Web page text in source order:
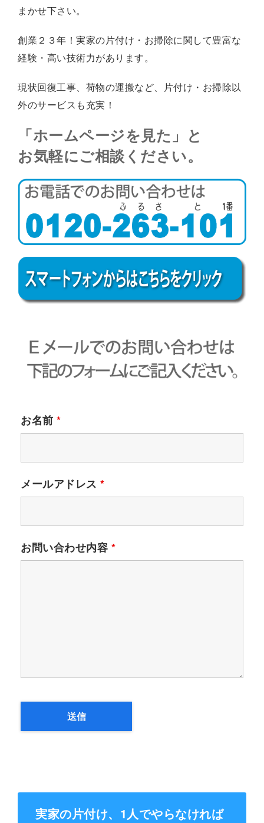
まかせ下さい。
創業２３年！実家の片付け・お掃除に関して豊富な
経験・高い技術力があります。
現状回復工事、荷物の運搬など、片付け・お掃除以
外のサービスも充実！
「ホームページを見た」と
お気軽にご相談ください。
お名前 *
メールアドレス *
お問い合わせ内容 *
実家の片付け、1人でやらなければ